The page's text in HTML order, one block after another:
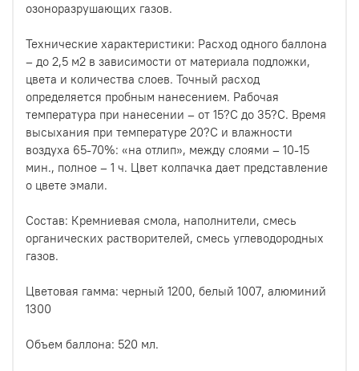
озоноразрушающих газов.
Технические характеристики: Расход одного баллона
– до 2,5 м2 в зависимости от материала подложки,
цвета и количества слоев. Точный расход
определяется пробным нанесением. Рабочая
температура при нанесении – от 15?С до 35?С. Время
высыхания при температуре 20?С и влажности
воздуха 65-70%: «на отлип», между слоями – 10-15
мин., полное – 1 ч. Цвет колпачка дает представление
о цвете эмали.
Состав: Кремниевая смола, наполнители, смесь
органических растворителей, смесь углеводородных
газов.
Цветовая гамма: черный 1200, белый 1007, алюминий
1300
Объем баллона: 520 мл.